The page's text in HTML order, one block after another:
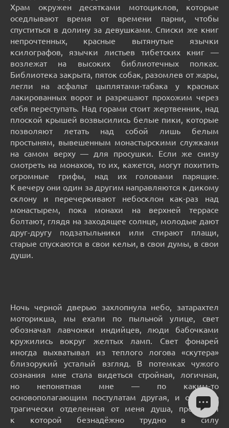
Храм окружен десятками мотоциклов, которые
оседлывают время от времени парни, чтобы
спуститься в долину за девушками. Списки же книг
непрочтенных, красные вытянутые язычки
ксилографов, язычки листьев тибетских книг —
возлежат на высоких библиотечных полках.
Библиотека закрыта, пяток собак, разомлев от жары,
легли на асфальт цыплятами-табака у красных
лакированных ворот и разрешают прохожим через
себя переступать. Над горами стоит жертвенник, над
плоской крышей возвысились белые пики, которые
позволяют летать над собой лишь белым
простыням, вывешенным монастырскими служками
на самом верху — для просушки. Если же снизу
смотреть на монахов, то их, кажется, могут похитить
огромные грифы, над их головами парящие.
К вечеру они один за другим направляются к дикому
склону и перечеркивают небосклон как-раз над
монастырем, пока монахи на верхней террасе
болтают, глядя на заходящее солнце, молодые дают
друг-другу подзатыльники или стирают плащи,
старые спускаются в свои кельи, в свои думы, в свои
души.
Ночь черной дверью захлопнула небо, затарахтел
моторикша, мы ехали по пыльной улице, свет
обозначал лавчонки индийцев, люди бабочками
кружились вокруг желтых ламп. Свет фонарей
иногда выхватывал из теплого логова «скутера»
близорукий усталый взгляд. В потемках чужого
сознания мне стала видеться стройная, логичная,
но непонятная мне — по каким-то
основополагающим постулатам другая, и от этого
трагически отделенная от меня душа, пробиться
к которой безнадёжно трудно в силу